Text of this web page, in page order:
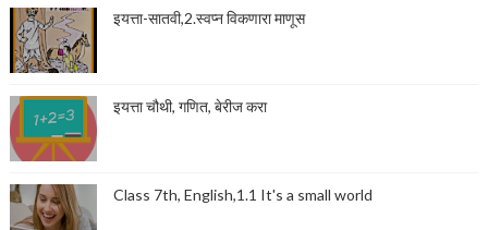
इयत्ता-सातवी,2.स्वप्न विकणारा माणूस
इयत्ता चौथी, गणित, बेरीज करा
Class 7th, English,1.1 It's a small world